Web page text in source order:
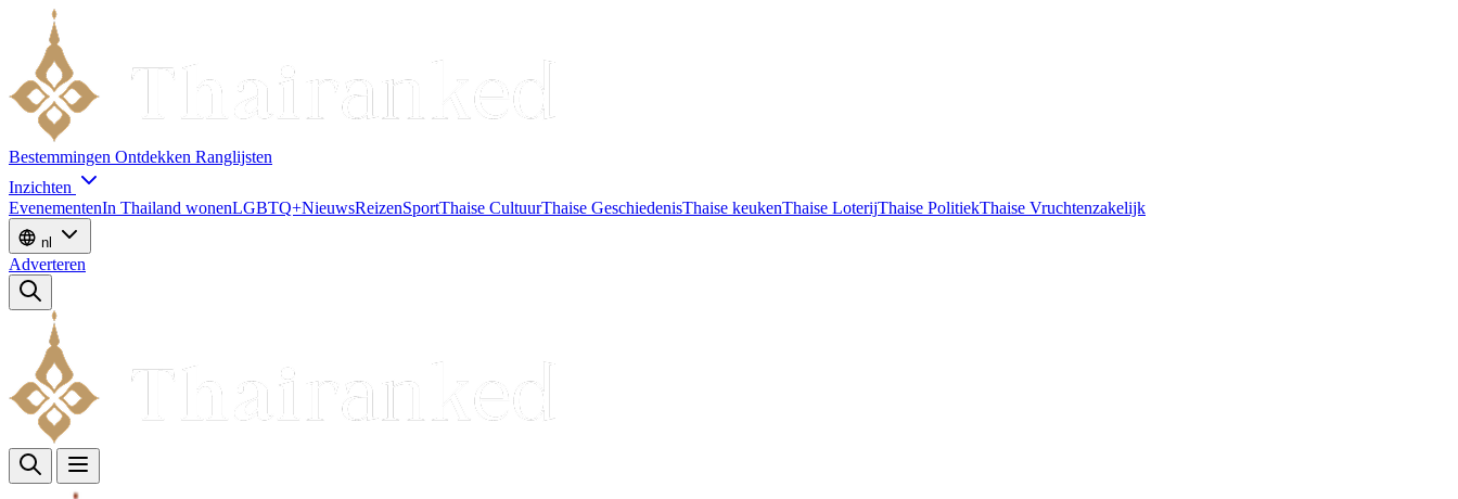
Bestemmingen Ontdekken Ranglijsten
Inzichten
EvenementenIn Thailand wonenLGBTQ+NieuwsReizenSportThaise CultuurThaise GeschiedenisThaise keukenThaise LoterijThaise PolitiekThaise Vruchtenzakelijk
nl
Adverteren